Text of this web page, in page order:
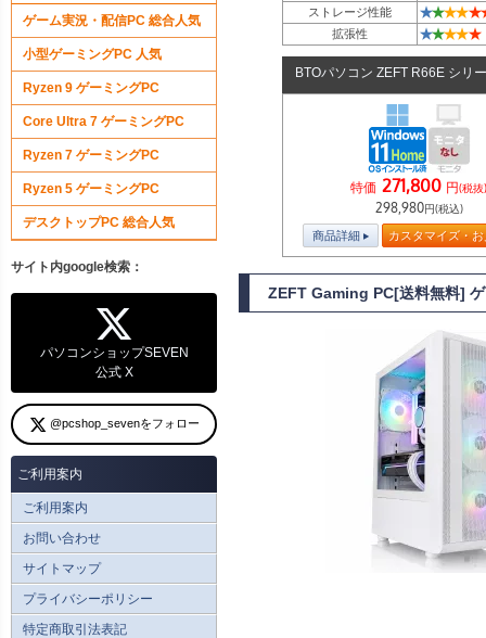
ストレージ性能 ★★★★★
拡張性 ★★★★★
BTOパソコン ZEFT R66E シリ
特価 271,800 円(税抜
298,980円(税込)
商品詳細 カスタマイズ・
ZEFT Gaming PC[送料無料]
ゲーム実況・配信PC 総合人気
小型ゲーミングPC 人気
Ryzen 9 ゲーミングPC
Core Ultra 7 ゲーミングPC
Ryzen 7 ゲーミングPC
Ryzen 5 ゲーミングPC
デスクトップPC 総合人気
サイト内google検索：
パソコンショップSEVEN
公式 X
@pcshop_sevenをフォロー
ご利用案内
ご利用案内
お問い合わせ
サイトマップ
プライバシーポリシー
特定商取引法表記